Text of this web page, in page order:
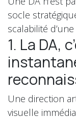
socle
scalabilité
1. La DA,
Une direction
visuelle